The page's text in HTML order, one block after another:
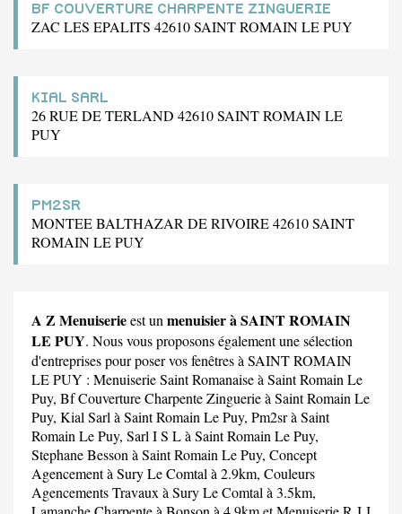
BF COUVERTURE CHARPENTE ZINGUERIE
ZAC LES EPALITS 42610 SAINT ROMAIN LE PUY
KIAL SARL
26 RUE DE TERLAND 42610 SAINT ROMAIN LE
PUY
PM2SR
MONTEE BALTHAZAR DE RIVOIRE 42610 SAINT
ROMAIN LE PUY
A Z Menuiserieest un menuisier à SAINT ROMAIN
LE PUY. Nous vous proposons également une sélection
d'entreprises pour poser vos fenêtres à SAINT ROMAIN
LE PUY : Menuiserie Saint Romanaiseà Saint Romain Le
Puy, Bf Couverture Charpente Zinguerieà Saint Romain Le
Puy, Kial Sarl à Saint Romain Le Puy, Pm2srà Saint
Romain Le Puy, Sarl I S Là Saint Romain Le Puy,
Stephane Besson à Saint Romain Le Puy, Concept
Agencementà Sury Le Comtal à 2.9km, Couleurs
Agencements Travaux à Sury Le Comtal à 3.5km,